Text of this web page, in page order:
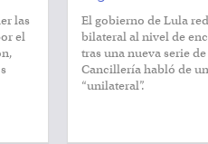
las
el
El gobierno de Lula
bilateral al nivel de
tras una nueva serie
Cancillería habló de
“unilateral”.